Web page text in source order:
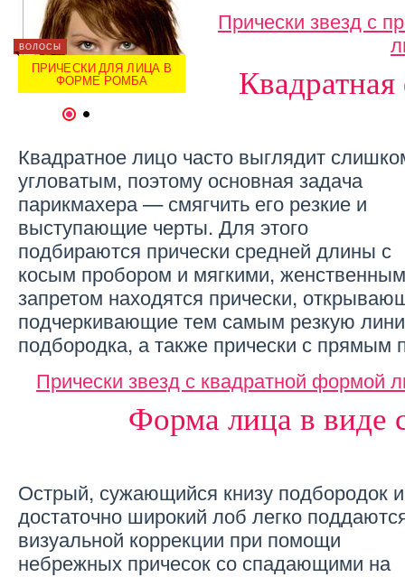
ВОЛОСЫ
ПРИЧЕСКИ ДЛЯ ЛИЦА В
ФОРМЕ РОМБА ТИПОВ ЛИЦА
ВОЛОСЫ
Прически звезд с
Квадратное лицо часто выглядит
угловатым, поэтому основная задача
парикмахера — смягчить его резкие и
выступающие черты. Для этого
подбираются прически средней длины с
косым пробором и мягкими,
запретом находятся прически,
подчеркивающие тем самым резкую
подбородка, а также прически с прямым
Прически звезд с квадратной формой
Форма лица в виде
Острый, сужающийся книзу подбородок и
достаточно широкий лоб легко
визуальной коррекции при помощи
небрежных причесок со спадающими на